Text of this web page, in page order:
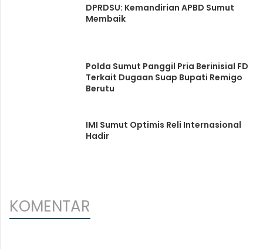
DPRDSU: Kemandirian APBD Sumut
Membaik
Polda Sumut Panggil Pria Berinisial FD
Terkait Dugaan Suap Bupati Remigo
Berutu
IMI Sumut Optimis Reli Internasional
Hadir
KOMENTAR